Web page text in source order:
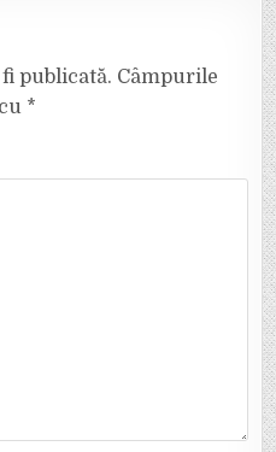
publicată. Câmpurile
*